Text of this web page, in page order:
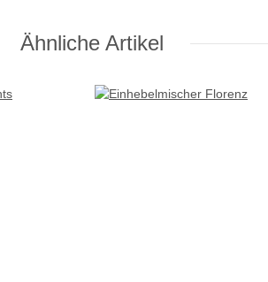
Ähnliche Artikel